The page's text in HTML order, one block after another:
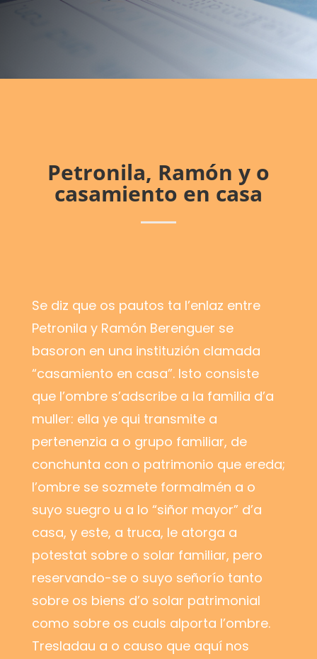
Petronila, Ramón y o
casamiento en casa
Se diz que os pautos ta l’enlaz entre
Petronila y Ramón Berenguer se
basoron en una instituzión clamada
“casamiento en casa”. Isto consiste
que l’ombre s’adscribe a la familia d’a
muller: ella ye qui transmite a
pertenenzia a o grupo familiar, de
conchunta con o patrimonio que ereda;
l’ombre se sozmete formalmén a o
suyo suegro u a lo “siñor mayor” d’a
casa, y este, a truca, le atorga a
potestat sobre o solar familiar, pero
reservando-se o suyo señorío tanto
sobre os biens d’o solar patrimonial
como sobre os cuals alporta l’ombre.
Tresladau a o causo que aquí nos